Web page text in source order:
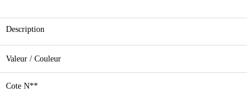
Description
Valeur / Couleur
Cote N**